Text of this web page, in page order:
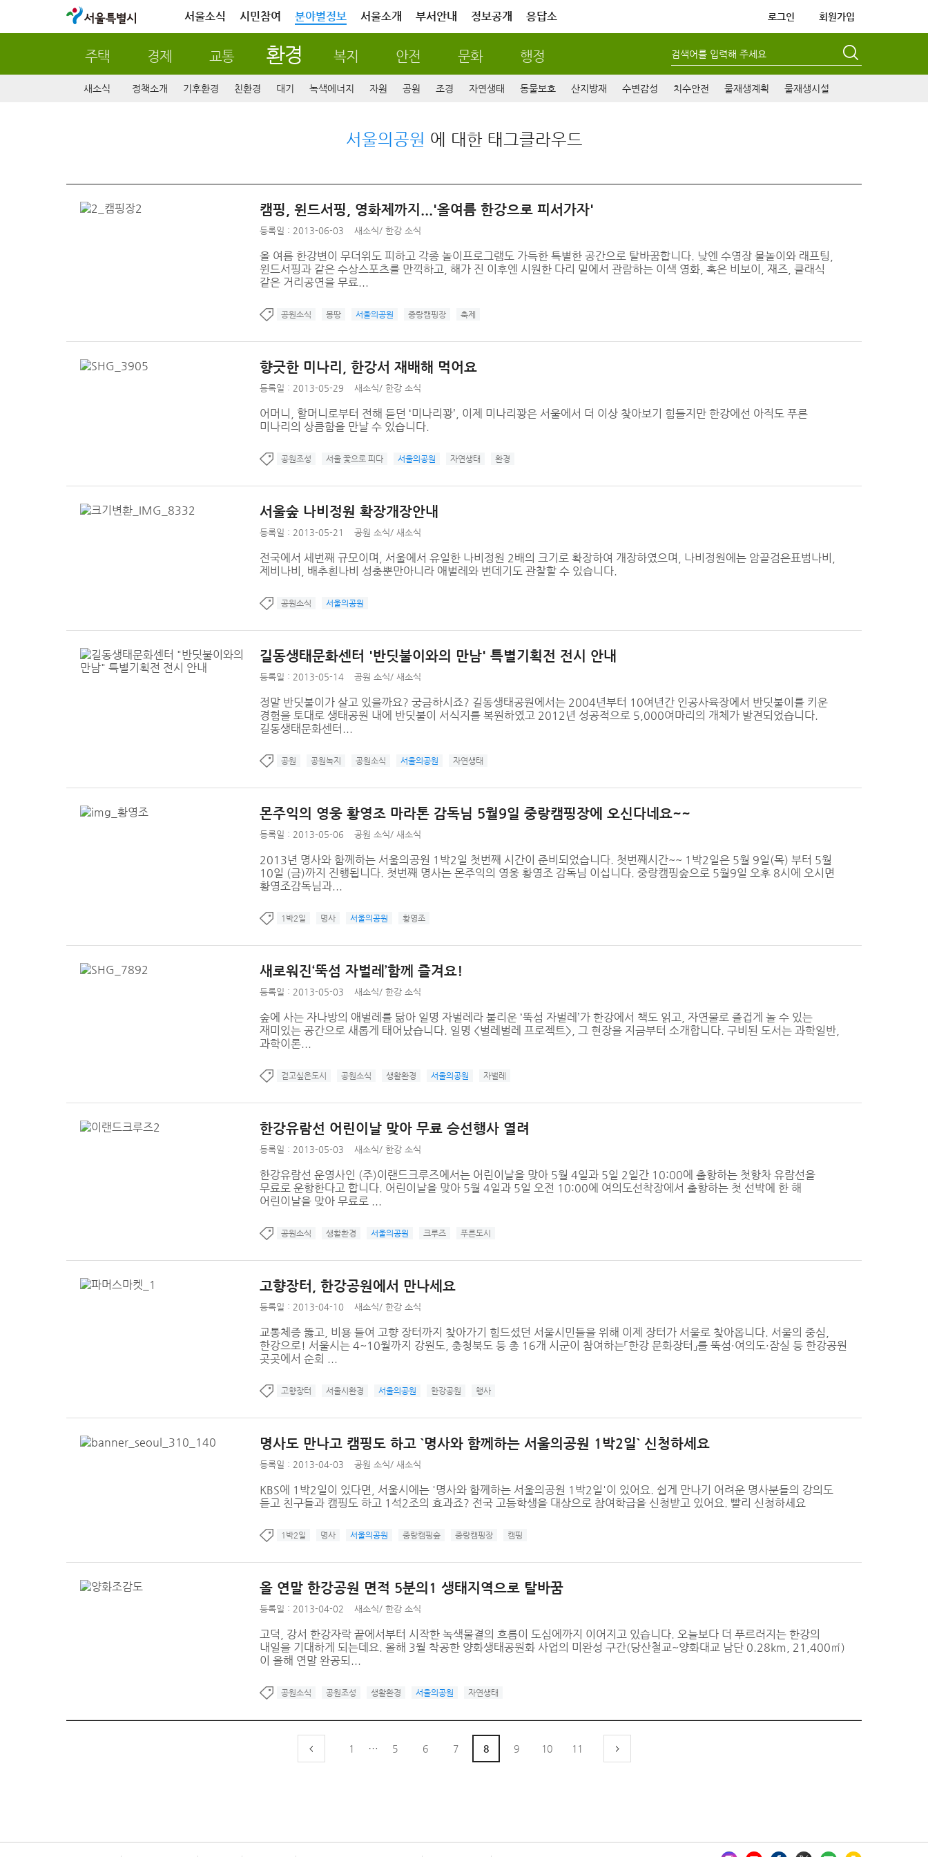
서울특별시 서울소식 시민참여 분야별정보 서울소개 부서안내 정보공개 응답소 로그인 회원가입
주택 경제 교통 환경 복지 안전 문화 행정 검색어를 입력해 주세요
새소식 정책소개 기후환경 친환경 대기 녹색에너지 자원 공원 조경 자연생태 동물보호 산지방재 수변감성 치수안전 물재생계획 물재생시설
서울의공원 에 대한 태그클라우드
캠핑, 윈드서핑, 영화제까지...'올여름 한강으로 피서가자'
등록일 : 2013-06-03 새소식/ 한강 소식
올 여름 한강변이 무더위도 피하고 각종 놀이프로그램도 가득한 특별한 공간으로 탈바꿈합니다. 낮엔 수영장 물놀이와 래프팅,
윈드서핑과 같은 수상스포츠를 만끽하고, 해가 진 이후엔 시원한 다리 밑에서 관람하는 이색 영화, 혹은 비보이, 재즈, 클래식
같은 거리공연을 무료...
공원소식 몽땅 서울의공원 중랑캠핑장 축제
향긋한 미나리, 한강서 재배해 먹어요
등록일 : 2013-05-29 새소식/ 한강 소식
어머니, 할머니로부터 전해 듣던 ‘미나리꽝’, 이제 미나리꽝은 서울에서 더 이상 찾아보기 힘들지만 한강에선 아직도 푸른
미나리의 상큼함을 만날 수 있습니다.
공원조성 서울 꽃으로 피다 서울의공원 자연생태 환경
서울숲 나비정원 확장개장안내
등록일 : 2013-05-21 공원 소식/ 새소식
전국에서 세번째 규모이며, 서울에서 유일한 나비정원 2배의 크기로 확장하여 개장하였으며, 나비정원에는 암끝검은표범나비,
제비나비, 배추흰나비 성충뿐만아니라 애벌레와 번데기도 관찰할 수 있습니다.
공원소식 서울의공원
길동생태문화센터 '반딧불이와의 만남' 특별기획전 전시 안내
등록일 : 2013-05-14 공원 소식/ 새소식
정말 반딧불이가 살고 있을까요? 궁금하시죠? 길동생태공원에서는 2004년부터 10여년간 인공사육장에서 반딧불이를 키운
경험을 토대로 생태공원 내에 반딧불이 서식지를 복원하였고 2012년 성공적으로 5,000여마리의 개체가 발견되었습니다.
길동생태문화센터...
공원 공원녹지 공원소식 서울의공원 자연생태
몬주익의 영웅 황영조 마라톤 감독님 5월9일 중랑캠핑장에 오신다네요~~
등록일 : 2013-05-06 공원 소식/ 새소식
2013년 명사와 함께하는 서울의공원 1박2일 첫번째 시간이 준비되었습니다. 첫번째시간~~ 1박2일은 5월 9일(목) 부터 5월
10일 (금)까지 진행됩니다. 첫번째 명사는 몬주익의 영웅 황영조 감독님 이십니다. 중랑캠핑숲으로 5월9일 오후 8시에 오시면
황영조감독님과...
1박2일 명사 서울의공원 황영조
새로워진‘뚝섬 자벌레’함께 즐겨요!
등록일 : 2013-05-03 새소식/ 한강 소식
숲에 사는 자나방의 애벌레를 닮아 일명 자벌레라 불리운 ‘뚝섬 자벌레’가 한강에서 책도 읽고, 자연물로 즐겁게 놀 수 있는
재미있는 공간으로 새롭게 태어났습니다. 일명 <벌레벌레 프로젝트>, 그 현장을 지금부터 소개합니다. 구비된 도서는 과학일반,
과학이론...
걷고싶은도시 공원소식 생활환경 서울의공원 자벌레
한강유람선 어린이날 맞아 무료 승선행사 열려
등록일 : 2013-05-03 새소식/ 한강 소식
한강유람선 운영사인 (주)이랜드크루즈에서는 어린이날을 맞아 5월 4일과 5일 2일간 10:00에 출항하는 첫항차 유람선을
무료로 운항한다고 합니다. 어린이날을 맞아 5월 4일과 5일 오전 10:00에 여의도선착장에서 출항하는 첫 선박에 한 해
어린이날을 맞아 무료로 ...
공원소식 생활환경 서울의공원 크루즈 푸른도시
고향장터, 한강공원에서 만나세요
등록일 : 2013-04-10 새소식/ 한강 소식
교통체증 뚫고, 비용 들여 고향 장터까지 찾아가기 힘드셨던 서울시민들을 위해 이제 장터가 서울로 찾아옵니다. 서울의 중심,
한강으로! 서울시는 4~10월까지 강원도, 충청북도 등 총 16개 시군이 참여하는「한강 문화장터」를 뚝섬·여의도·잠실 등 한강공원
곳곳에서 순회 ...
고향장터 서울시환경 서울의공원 한강공원 행사
명사도 만나고 캠핑도 하고 `명사와 함께하는 서울의공원 1박2일` 신청하세요
등록일 : 2013-04-03 공원 소식/ 새소식
KBS에 1박2일이 있다면, 서울시에는 '명사와 함께하는 서울의공원 1박2일'이 있어요. 쉽게 만나기 어려운 명사분들의 강의도
듣고 친구들과 캠핑도 하고 1석2조의 효과죠? 전국 고등학생을 대상으로 참여학급을 신청받고 있어요. 빨리 신청하세요
1박2일 명사 서울의공원 중랑캠핑숲 중랑캠핑장 캠핑
올 연말 한강공원 면적 5분의1 생태지역으로 탈바꿈
등록일 : 2013-04-02 새소식/ 한강 소식
고덕, 강서 한강자락 끝에서부터 시작한 녹색물결의 흐름이 도심에까지 이어지고 있습니다. 오늘보다 더 푸르러지는 한강의
내일을 기대하게 되는데요. 올해 3월 착공한 양화생태공원화 사업의 미완성 구간(당산철교~양화대교 남단 0.28km, 21,400㎡)
이 올해 연말 완공되...
공원소식 공원조성 생활환경 서울의공원 자연생태
1 … 5 6 7 8 9 10 11